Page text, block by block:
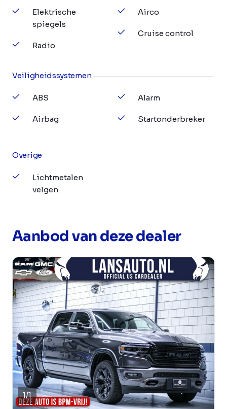
Elektrische
spiegels
Radio
Airco
Cruise control
Veiligheidssystemen
ABS
Airbag
Alarm
Startonderbreker
Overige
Lichtmetalen
velgen
Aanbod van deze dealer
1/1